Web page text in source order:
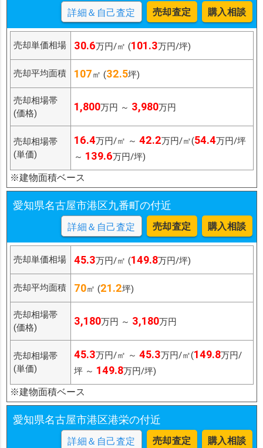
詳細＆自己査定 売却査定 購入相談
売却単価相場 30.6万円/㎡ (101.3万円/坪)
売却平均面積 107㎡ (32.5坪)
売却相場帯
(価格)
1,800万円 ～ 3,980万円
売却相場帯
(単価)
16.4万円/㎡ ～ 42.2万円/㎡(54.4万円/坪
～ 139.6万円/坪)
※建物面積ベース
愛知県名古屋市港区九番町の付近
詳細＆自己査定 売却査定 購入相談
売却単価相場 45.3万円/㎡ (149.8万円/坪)
売却平均面積 70㎡ (21.2坪)
売却相場帯
(価格)
3,180万円 ～ 3,180万円
売却相場帯
(単価)
45.3万円/㎡ ～ 45.3万円/㎡(149.8万円/
坪 ～ 149.8万円/坪)
※建物面積ベース
愛知県名古屋市港区港栄の付近
詳細＆自己査定 売却査定 購入相談